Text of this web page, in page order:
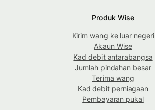
Produk Wise
Kirim wang ke luar negeri
Akaun Wise
Kad debit antarabangsa
Jumlah pindahan besar
Terima wang
Kad debit perniagaan
Pembayaran pukal